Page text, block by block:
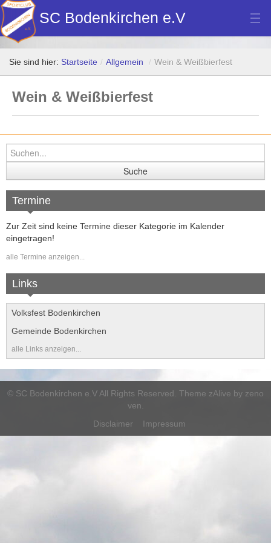
SC Bodenkirchen e.V
Hauptverein
Fußball
Stockschützen
Turn- u. Breitensport
Bilder Neubau Vereinsheim
Vereinsheim Hoamat Wirt
Folge uns auf Instagram
Kursangebote
Sie sind hier: Startseite / Allgemein / Wein & Weißbierfest
Wein & Weißbierfest
Termine
Zur Zeit sind keine Termine dieser Kategorie im Kalender
eingetragen!
alle Termine anzeigen...
Links
Volksfest Bodenkirchen
Gemeinde Bodenkirchen
alle Links anzeigen...
© SC Bodenkirchen e.V All Rights Reserved. Theme zAlive by zeno
ven
Disclaimer
Impressum